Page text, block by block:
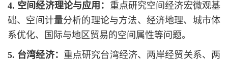
4. 空间经济理论与应用： 重点研究空间经济宏微观基
础、空间计量分析的理论与方法、经济地理、城市体
系优化、国际与地区贸易的空间属性等问题。
5. 台湾经济： 重点研究台湾经济、两岸经贸关系、两